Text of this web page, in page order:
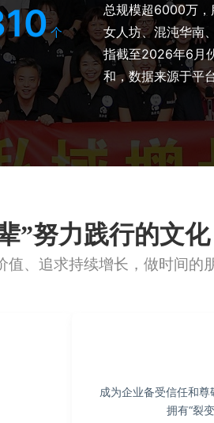
个
总规模超6000万，
女人坊、混沌华南
指截至2026年6月
和，数据来源于平
”努力践行的文化
值、追求持续增长，做时间的
成为企业备受信任和
拥有“裂